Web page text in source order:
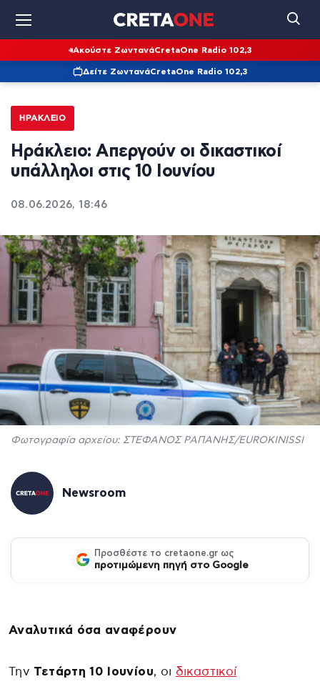
Ακούστε ΖωντανάCretaOne Radio 102,3
Δείτε ΖωντανάCretaOne Radio 102,3
ΗΡΆΚΛΕΙΟ
Ηράκλειο: Απεργούν οι δικαστικοί
υπάλληλοι στις 10 Ιουνίου
08.06.2026, 18:46
Φωτογραφία αρχείου: ΣΤΕΦΑΝΟΣ ΡΑΠΑΝΗΣ/EUROKINISSI
Newsroom
Προσθέστε το cretaone.gr ως
προτιμώμενη πηγή στο Google
Αναλυτικά όσα αναφέρουν
Την Τετάρτη 10 Ιουνίου, οι δικαστικοί